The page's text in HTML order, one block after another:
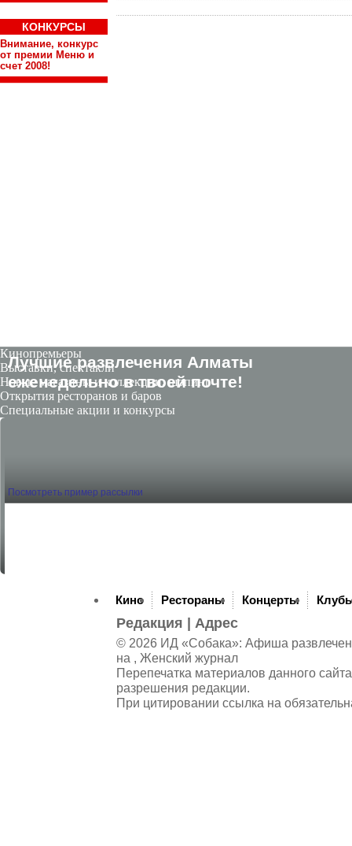
КОНКУРСЫ
Внимание, конкурс
от премии Меню и
счет 2008!
Лучшие развлечения Алматы
eженедельно в твоей почте!
Посмотреть пример рассылки
Кинопремьеры
Выставки, спектакли
Новые магазины и коллекции, шопинг
Открытия ресторанов и баров
Специальные акции и конкурсы
Кино Рестораны Концерты
Редакция Адрес
© 2026 ИД «Собака»: Афиша
на , Женский журнал
Перепечатка материалов данного
разрешения редакции.
При цитировании ссылка на